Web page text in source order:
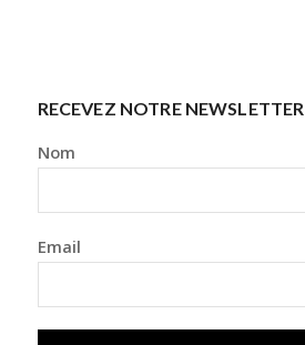
RECEVEZ NOTRE NEWSLETTER
Nom
Email